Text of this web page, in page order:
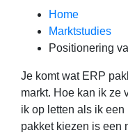
Home
Marktstudies
Positionering
Je komt wat ERP
markt. Hoe kan ik ze
ik op letten als ik
pakket kiezen is een